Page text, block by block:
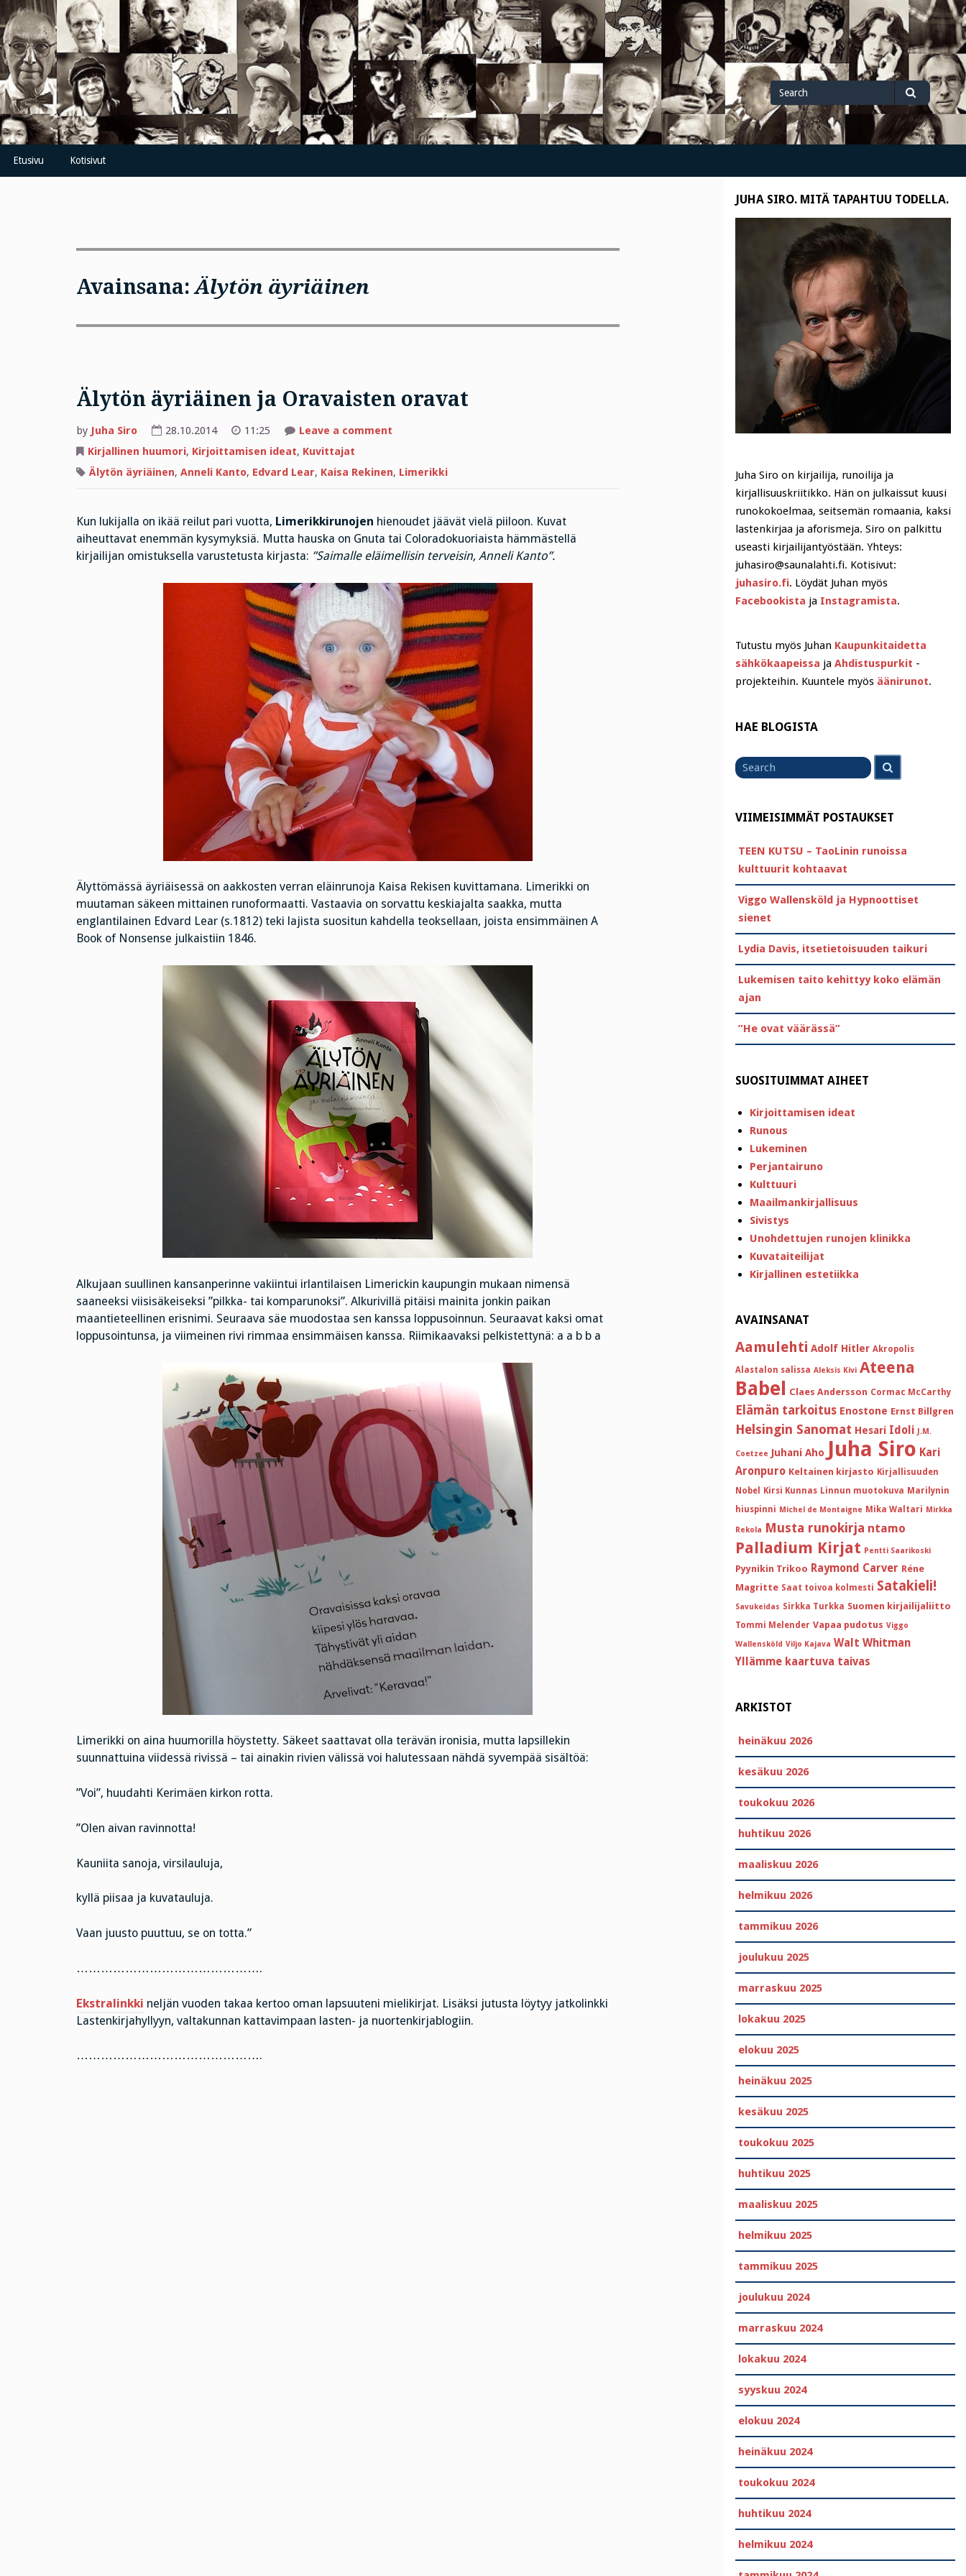
Skip
to
content
Search
for
Search
Etusivu Kotisivut
Avainsana:Älytön äyriäinen
Älytön äyriäinen ja Oravaisten oravat
by Juha Siro 28.10.2014 11:25 Leave a commenton
Oravaisten
oravat
Kirjallinen huumori, Kirjoittamisen ideat, Kuvittajat
Älytön äyriäinen, Anneli Kanto, Edvard Lear, Kaisa Rekinen, Limerikki
Kun lukijalla on ikää reilut pari vuotta, Limerikkirunojen hienoudet jäävät vielä piiloon. Kuvat
aiheuttavat enemmän kysymyksiä. Mutta hauska on Gnuta tai Coloradokuoriaista hämmästellä
kirjailijan omistuksella varustetusta kirjasta: ”Saimalle eläimellisin terveisin, Anneli Kanto”.
Älyttömässä äyriäisessä on aakkosten verran eläinrunoja Kaisa Rekisen kuvittamana. Limerikki on
muutaman säkeen mittainen runoformaatti. Vastaavia on sorvattu keskiajalta saakka, mutta
englantilainen Edvard Lear (s.1812) teki lajista suositun kahdella teoksellaan, joista ensimmäinen A
Book of Nonsense julkaistiin 1846.
Alkujaan suullinen kansanperinne vakiintui irlantilaisen Limerickin kaupungin mukaan nimensä
saaneeksi viisisäkeiseksi ”pilkka- tai komparunoksi”. Alkurivillä pitäisi mainita jonkin paikan
maantieteellinen erisnimi. Seuraava säe muodostaa sen kanssa loppusoinnun. Seuraavat kaksi omat
loppusointunsa, ja viimeinen rivi rimmaa ensimmäisen kanssa. Riimikaavaksi pelkistettynä: a a b b a
Limerikki on aina huumorilla höystetty. Säkeet saattavat olla terävän ironisia, mutta lapsillekin
suunnattuina viidessä rivissä – tai ainakin rivien välissä voi halutessaan nähdä syvempää sisältöä:
”Voi”, huudahti Kerimäen kirkon rotta.
”Olen aivan ravinnotta!
Kauniita sanoja, virsilauluja,
kyllä piisaa ja kuvatauluja.
Vaan juusto puuttuu, se on totta.”
……………………………………….
Ekstralinkki neljän vuoden takaa kertoo oman lapsuuteni mielikirjat. Lisäksi jutusta löytyy jatkolinkki
Lastenkirjahyllyyn, valtakunnan kattavimpaan lasten- ja nuortenkirjablogiin.
……………………………………….
JUHA SIRO. MITÄ TAPAHTUU TODELLA.
Juha Siro on kirjailija, runoilija ja
kirjallisuuskriitikko. Hän on julkaissut kuusi
runokokoelmaa, seitsemän romaania, kaksi
lastenkirjaa ja aforismeja. Siro on palkittu
useasti kirjailijantyöstään. Yhteys:
juhasiro@saunalahti.fi. Kotisivut:
juhasiro.fi. Löydät Juhan myös
Facebookista ja Instagramista.
Tutustu myös Juhan Kaupunkitaidetta
sähkökaapeissa ja Ahdistuspurkit -
projekteihin. Kuuntele myös äänirunot.
HAE BLOGISTA
for
VIIMEISIMMÄT POSTAUKSET
TEEN KUTSU – TaoLinin runoissa
kulttuurit kohtaavat
Viggo Wallensköld ja Hypnoottiset
sienet
Lydia Davis, itsetietoisuuden taikuri
Lukemisen taito kehittyy koko elämän
ajan
”He ovat väärässä”
SUOSITUIMMAT AIHEET
Kirjoittamisen ideat
Runous
Lukeminen
Perjantairuno
Kulttuuri
Maailmankirjallisuus
Sivistys
Unohdettujen runojen klinikka
Kuvataiteilijat
Kirjallinen estetiikka
AVAINSANAT
Aamulehti Adolf Hitler Akropolis
Alastalon salissa Aleksis Kivi Ateena
Babel Claes Andersson Cormac McCarthy
Elämän tarkoitus Enostone Ernst Billgren
Helsingin Sanomat Hesari Idoli J.M.
Coetzee Juhani Aho Juha Siro Kari
Aronpuro Keltainen kirjasto Kirjallisuuden
Nobel
Kirsi Kunnas Linnun muotokuva Marilynin
hiuspinni Michel de Montaigne Mika Waltari Mirkka
Rekola Musta runokirja ntamo
Palladium Kirjat Pentti Saarikoski
Pyynikin Trikoo Raymond Carver Réne
Magritte Saat toivoa kolmesti Satakieli!
Savukeidas Sirkka Turkka Suomen kirjailijaliitto
Tommi Melender Vapaa pudotus Viggo
Wallensköld Viljo Kajava Walt Whitman
Yllämme kaartuva taivas
ARKISTOT
heinäkuu 2026
kesäkuu 2026
toukokuu 2026
huhtikuu 2026
maaliskuu 2026
helmikuu 2026
tammikuu 2026
joulukuu 2025
marraskuu 2025
lokakuu 2025
elokuu 2025
heinäkuu 2025
kesäkuu 2025
toukokuu 2025
huhtikuu 2025
maaliskuu 2025
helmikuu 2025
tammikuu 2025
joulukuu 2024
marraskuu 2024
lokakuu 2024
syyskuu 2024
elokuu 2024
heinäkuu 2024
toukokuu 2024
huhtikuu 2024
helmikuu 2024